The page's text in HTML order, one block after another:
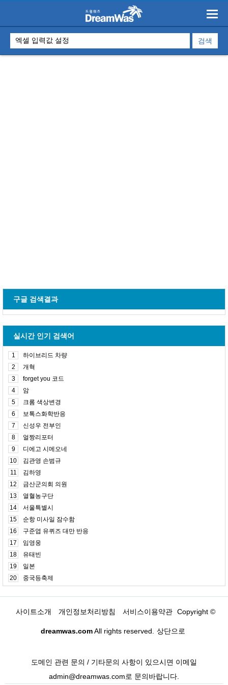
구글 검색결과
실시간 인기 검색어
1
하이브리드 차량
2
개혁
3
forget you 코드
4
암
5
크롬 색상변경
6
보톡스화학반응
7
신성우 전부인
8
얼짱리포터
9
디에고 시메오네
10
김관영 손범규
11
김하영
12
금산군의회 의원
13
열혈농구단
14
서울특별시
15
순항 미사일 잠수함
16
구준엽 유퀴즈 대만 반응
17
임영웅
18
유태빈
19
일본
20
중국등축제
사이트소개 개인정보처리방침 서비스이용약관 Copyright ©
dreamwas.comAll rights reserved. 상단으로
도메인 관련 문의 / 기타문의 사항이 있으시면 이메일
admin@dreamwas.com로 문의바랍니다.